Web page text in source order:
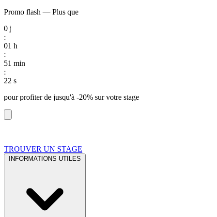
Promo flash — Plus que
0 j
:
01 h
:
51 min
:
22 s
pour profiter de jusqu'à -20% sur votre stage
TROUVER UN STAGE
INFORMATIONS UTILES